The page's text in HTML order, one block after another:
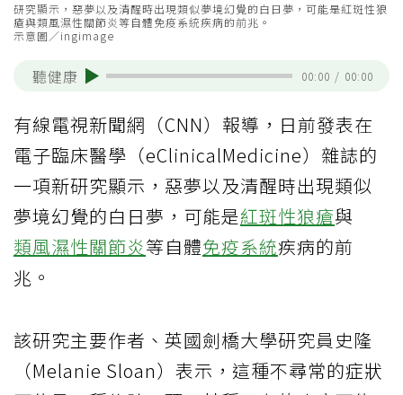
研究顯示，惡夢以及清醒時出現類似夢境幻覺的白日夢，可能是紅斑性狼
瘡與類風濕性關節炎等自體免疫系統疾病的前兆。
示意圖／ingimage
聽健康 00:00 / 00:00
有線電視新聞網（CNN）報導，日前發表在
電子臨床醫學（eClinicalMedicine）雜誌的
一項新研究顯示，惡夢以及清醒時出現類似
夢境幻覺的白日夢，可能是紅斑性狼瘡與
類風濕性關節炎等自體免疫系統疾病的前
兆。
該研究主要作者、英國劍橋大學研究員史隆
（Melanie Sloan）表示，這種不尋常的症狀